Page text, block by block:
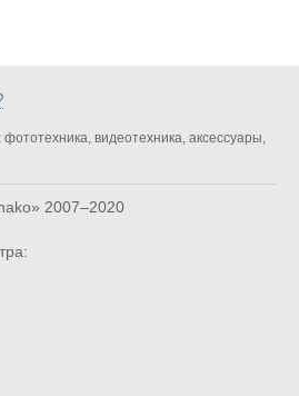
видеотехника, аксессуары,
2007–2020